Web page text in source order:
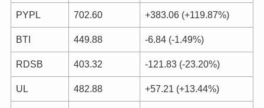
PYPL 702.60 +383.06 (+119.87%)
BTI 449.88 -6.84 (-1.49%)
RDSB 403.32 -121.83 (-23.20%)
UL 482.88 +57.21 (+13.44%)